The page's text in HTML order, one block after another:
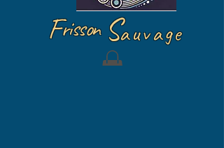
Frisson auvage
S